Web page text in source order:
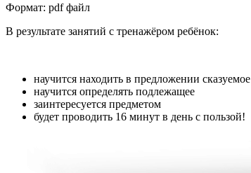
Формат: pdf файл
В результате занятий с тренажёром ребёнок:
научится находить в предложении сказуемое
научится определять подлежащее
заинтересуется предметом
будет проводить 16 минут в день с пользой!